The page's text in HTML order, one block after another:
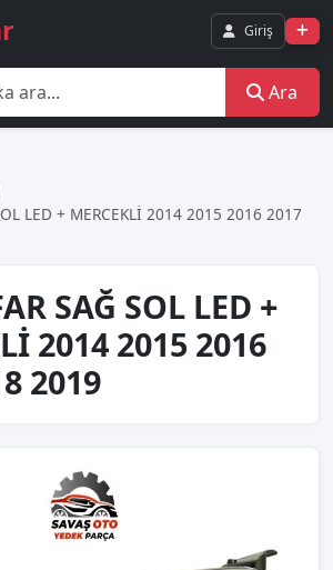
Giriş
Ara
LED + MERCEKLİ 2014 2015 2016 2017
SAĞ SOL LED +
2014 2015 2016
2019